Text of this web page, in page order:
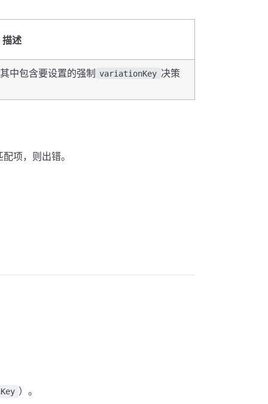
描述
中包含要设置的强制 variationKey 决策
项，则出错。
）。